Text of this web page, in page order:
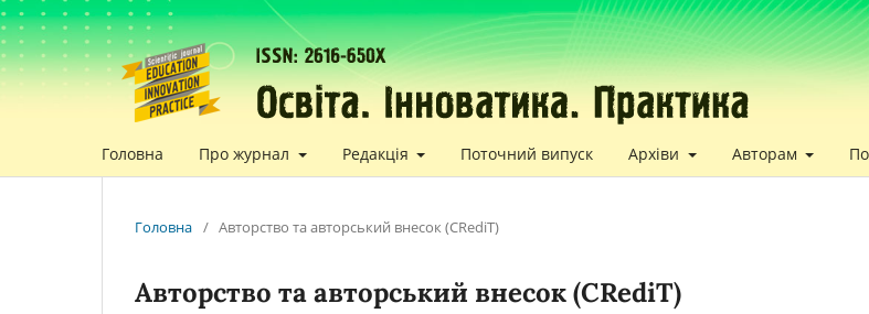
Головна Про журнал Редакція Поточний випуск Архіви Авторам
Головна / Авторство та авторський внесок (CRediT)
Авторство та авторський внесок (CRediT)